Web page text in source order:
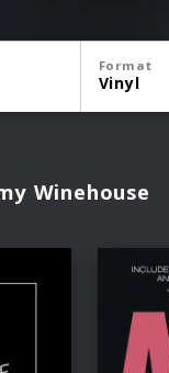
Format
Vinyl
Winehouse